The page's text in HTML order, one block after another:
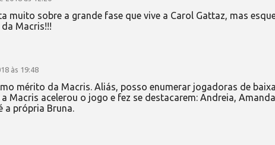
muito sobre a grande fase que vive a Carol Gattaz, mas
Macris!!!
às 19:48
mérito da Macris. Aliás, posso enumerar jogadoras de baixa
Macris acelerou o jogo e fez se destacarem: Andreia,
a própria Bruna.